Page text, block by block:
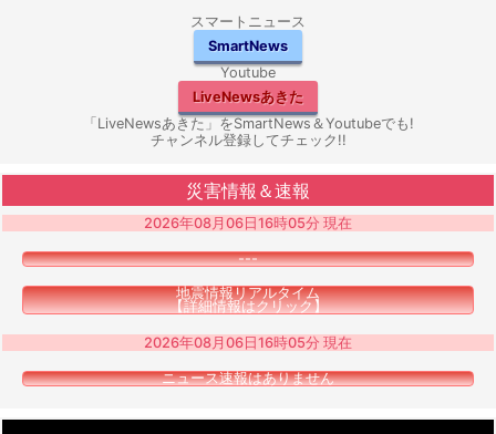
スマートニュース
SmartNews
Youtube
LiveNewsあきた
「LiveNewsあきた」をSmartNews＆Youtubeでも!
チャンネル登録してチェック!!
災害情報＆速報
2026年08月06日16時05分 現在
---
地震情報リアルタイム
【詳細情報はクリック】
2026年08月06日16時05分 現在
ニュース速報はありません